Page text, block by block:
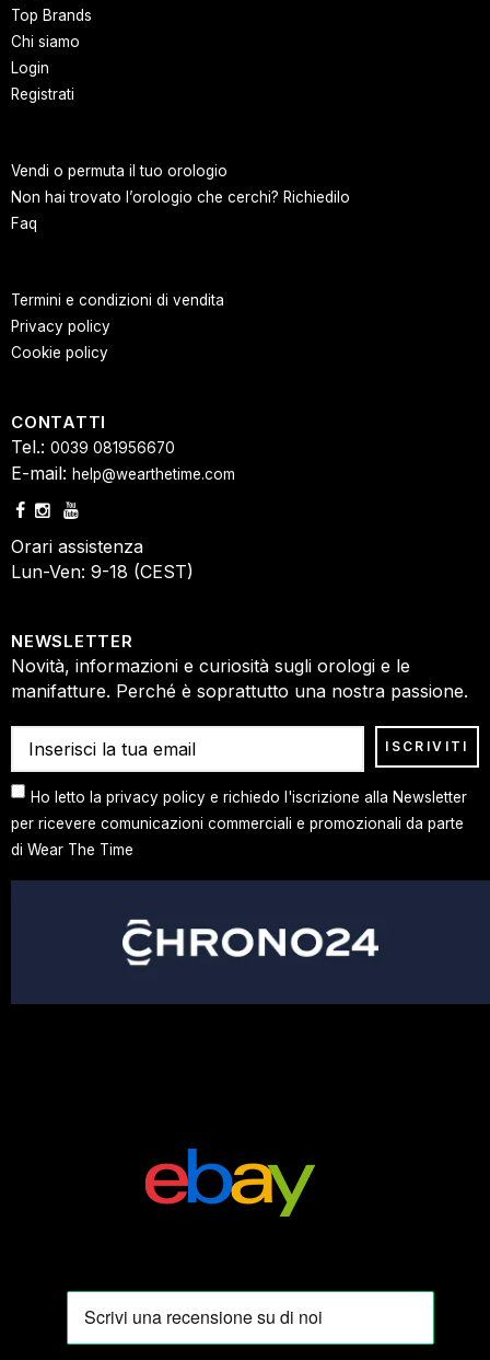
Top Brands
Chi siamo
Login
Registrati
Vendi o permuta il tuo orologio
Non hai trovato l’orologio che cerchi? Richiedilo
Faq
Termini e condizioni di vendita
Privacy policy
Cookie policy
CONTATTI
Tel.: 0039 081956670
E-mail: help@wearthetime.com
Orari assistenza
Lun-Ven: 9-18 (CEST)
NEWSLETTER
Novità, informazioni e curiosità sugli orologi e le
manifatture. Perché è soprattutto una nostra passione.
Ho letto la privacy policy e richiedo l'iscrizione alla Newsletter
per ricevere comunicazioni commerciali e promozionali da parte
di Wear The Time